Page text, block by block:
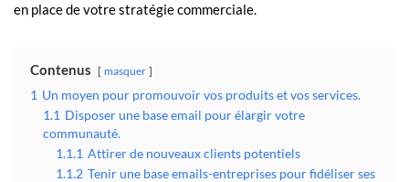
en place de votre stratégie commerciale.
Contenus masquer
1 Un moyen pour promouvoir vos produits et vos services.
1.1 Disposer une base email pour élargir votre
communauté.
1.1.1 Attirer de nouveaux clients potentiels
1.1.2 Tenir une base emails-entreprises pour fidéliser ses